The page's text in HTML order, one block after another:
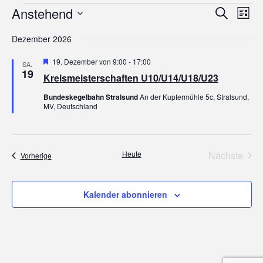
Veranstaltungen
Suche
Suche
Liste
Anstehend
wählen.
Dezember 2026
SA.
19 Kreismeisterschaften U10/U14/U18/U23
Hervorgehoben
19. Dezember von 9:00 - 17:00
Bundeskegelbahn StralsundAn der Kupfermühle 5c, Stralsund,
MV, Deutschland
VorherigeVeranstaltungen Heute
Nächste
Kalender abonnieren